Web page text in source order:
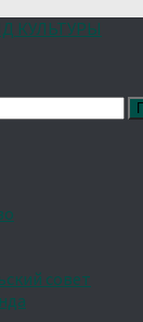
совет